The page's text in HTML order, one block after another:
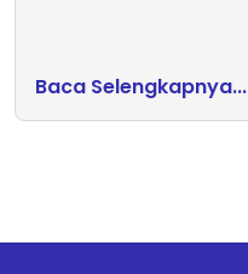
Baca Selengkapnya...